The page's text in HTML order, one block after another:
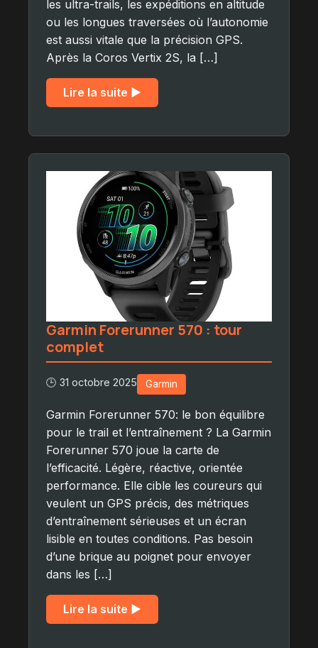
les ultra-trails, les expéditions en altitude
ou les longues traversées où l’autonomie
est aussi vitale que la précision GPS.
Après la Coros Vertix 2S, la […]
Lire la suite ▶︎
Garmin Forerunner 570 : tour
complet
🕒 31 octobre 2025 Garmin
Garmin Forerunner 570: le bon équilibre
pour le trail et l’entraînement ? La Garmin
Forerunner 570 joue la carte de
l’efficacité. Légère, réactive, orientée
performance. Elle cible les coureurs qui
veulent un GPS précis, des métriques
d’entraînement sérieuses et un écran
lisible en toutes conditions. Pas besoin
d’une brique au poignet pour envoyer
dans les […]
Lire la suite ▶︎